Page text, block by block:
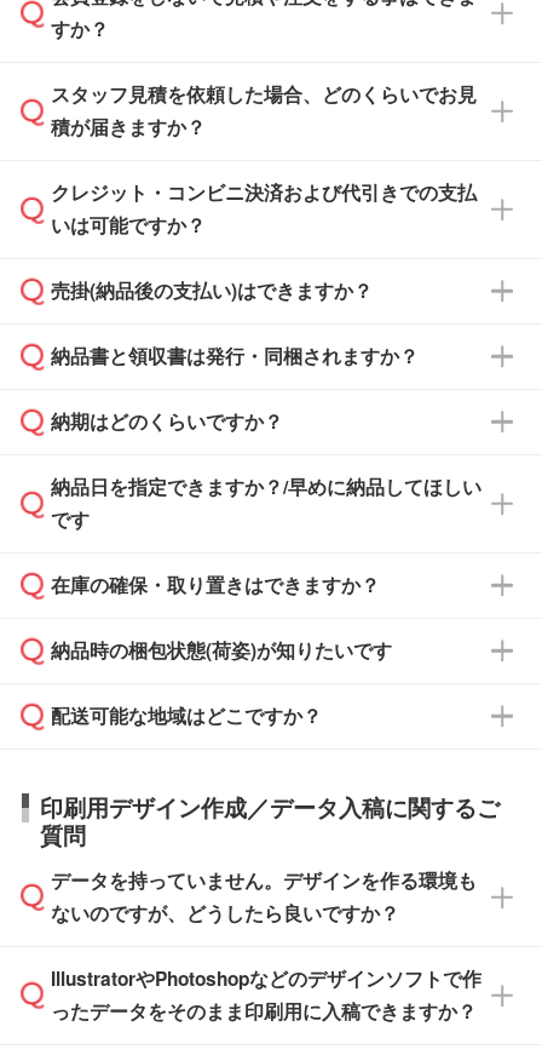
すか？
可能です。見積・注文フォームにて『ゲストの
まま進む』ボタンからお進みのうえ、ご依頼く
スタッフ見積を依頼した場合、どのくらいでお見
積が届きますか？
通常、翌営業日までにお送りしております。混
雑状況によっては、お時間をいただくこともご
依頼いただいた場合は、翌営業日以降のご連絡
クレジット・コンビニ決済および代引きでの支払
いは可能ですか？
銀行振込のみのご対応となります。
売掛(納品後の支払い)はできますか？
基本的には先入金をお願いしておりますが、自
どの場合は、月末締め翌月末払いに対応可能で
また、卒業・卒園記念品で対策委員会や個人様
校や幼稚園・保育園であれば、同様の条件でご
ご希望の際は担当スタッフまでお気軽にご相談
ください。
納品書と領収書は発行・同梱されますか？
納品書・領収書は ご依頼をいただいた場合の
ず、通常はPDFデータをメール添付でお送りし
ます。
たは注文フォームの『ご注文に関する備考欄』
納期はどのくらいですか？
・印刷する場合(500個程度)
ご入金、イメージ画像の校了から約2週間～2
ご入金確認後、1～2営業日で出荷いたしま
タッフまでお問い合わせください。
ル」に注文予定日をご入力いただくと、おおよ
その締切日や出荷目安をご確認いただけます。
品が決まりましたらお早めのご発注をお願いい
たします。
納品日を指定できますか？/早めに納品してほしい
です
ご希望の納期がある場合は、お問い合わせ・お
い。
応が可能かご案内いたします。
す。>>対象商品はこちら
※最短出荷日は商品によって異なります。各商
品ページにてご確認ください
在庫の確保・取り置きはできますか？
ご入金確認後に在庫を確保し、注文確定のご連
はできかねますので予めご了承ください。
納品時の梱包状態(荷姿)が知りたいです
商品によって異なります。各ページにある商品
す。(白箱、化粧箱、ブリスターパックなど)
【袋入り】 商品がひとつずつ袋に入っていま
す。(透明袋、デザイン袋など)
【個包装なし】 個包装がされていない状態で
※化粧箱から白箱への入れ替えや、オリジナル
箱の作成は原則承っておりません。
配送可能な地域はどこですか？
日本全国へお届けが可能です。なお、海外への
直接納品は行っておりませんので予めご了承く
ださい。
印刷用デザイン作成／データ入稿に関するご
質問
データを持っていません。デザインを作る環境も
ないのですが、どうしたら良いですか？
無料の「デザインシミュレーター」を使えば、
PCやスマホから簡単にデザインを作成できま
IllustratorやPhotoshopなどのデザインソフトで作
ったデータをそのまま印刷用に入稿できますか？